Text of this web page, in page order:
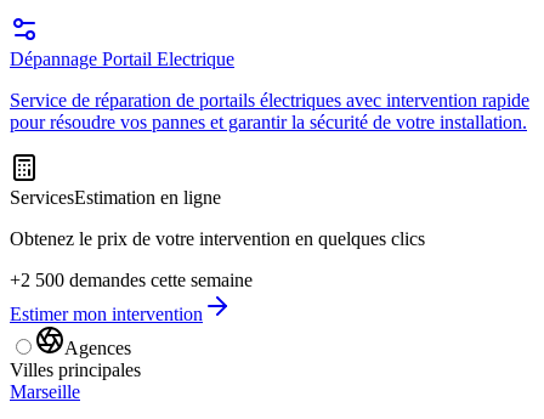
Dépannage Portail Electrique
Service de réparation de portails électriques avec intervention rapide
pour résoudre vos pannes et garantir la sécurité de votre installation.
ServicesEstimation en ligne
Obtenez le prix de votre intervention en quelques clics
+2 500 demandes cette semaine
Estimer mon intervention
Agences
Villes principales
Marseille